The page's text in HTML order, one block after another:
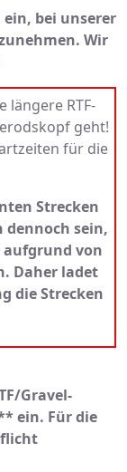
bei unserer
Wir
längere RTF-
geht!
für die
Strecken
dennoch sein,
aufgrund von
Daher ladet
die Strecken
Gravel-
ein. Für die